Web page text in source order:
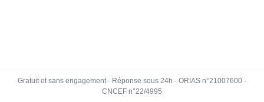
Gratuit et sans engagement · Réponse sous 24h · ORIAS n°21007600 ·
CNCEF n°22/4995